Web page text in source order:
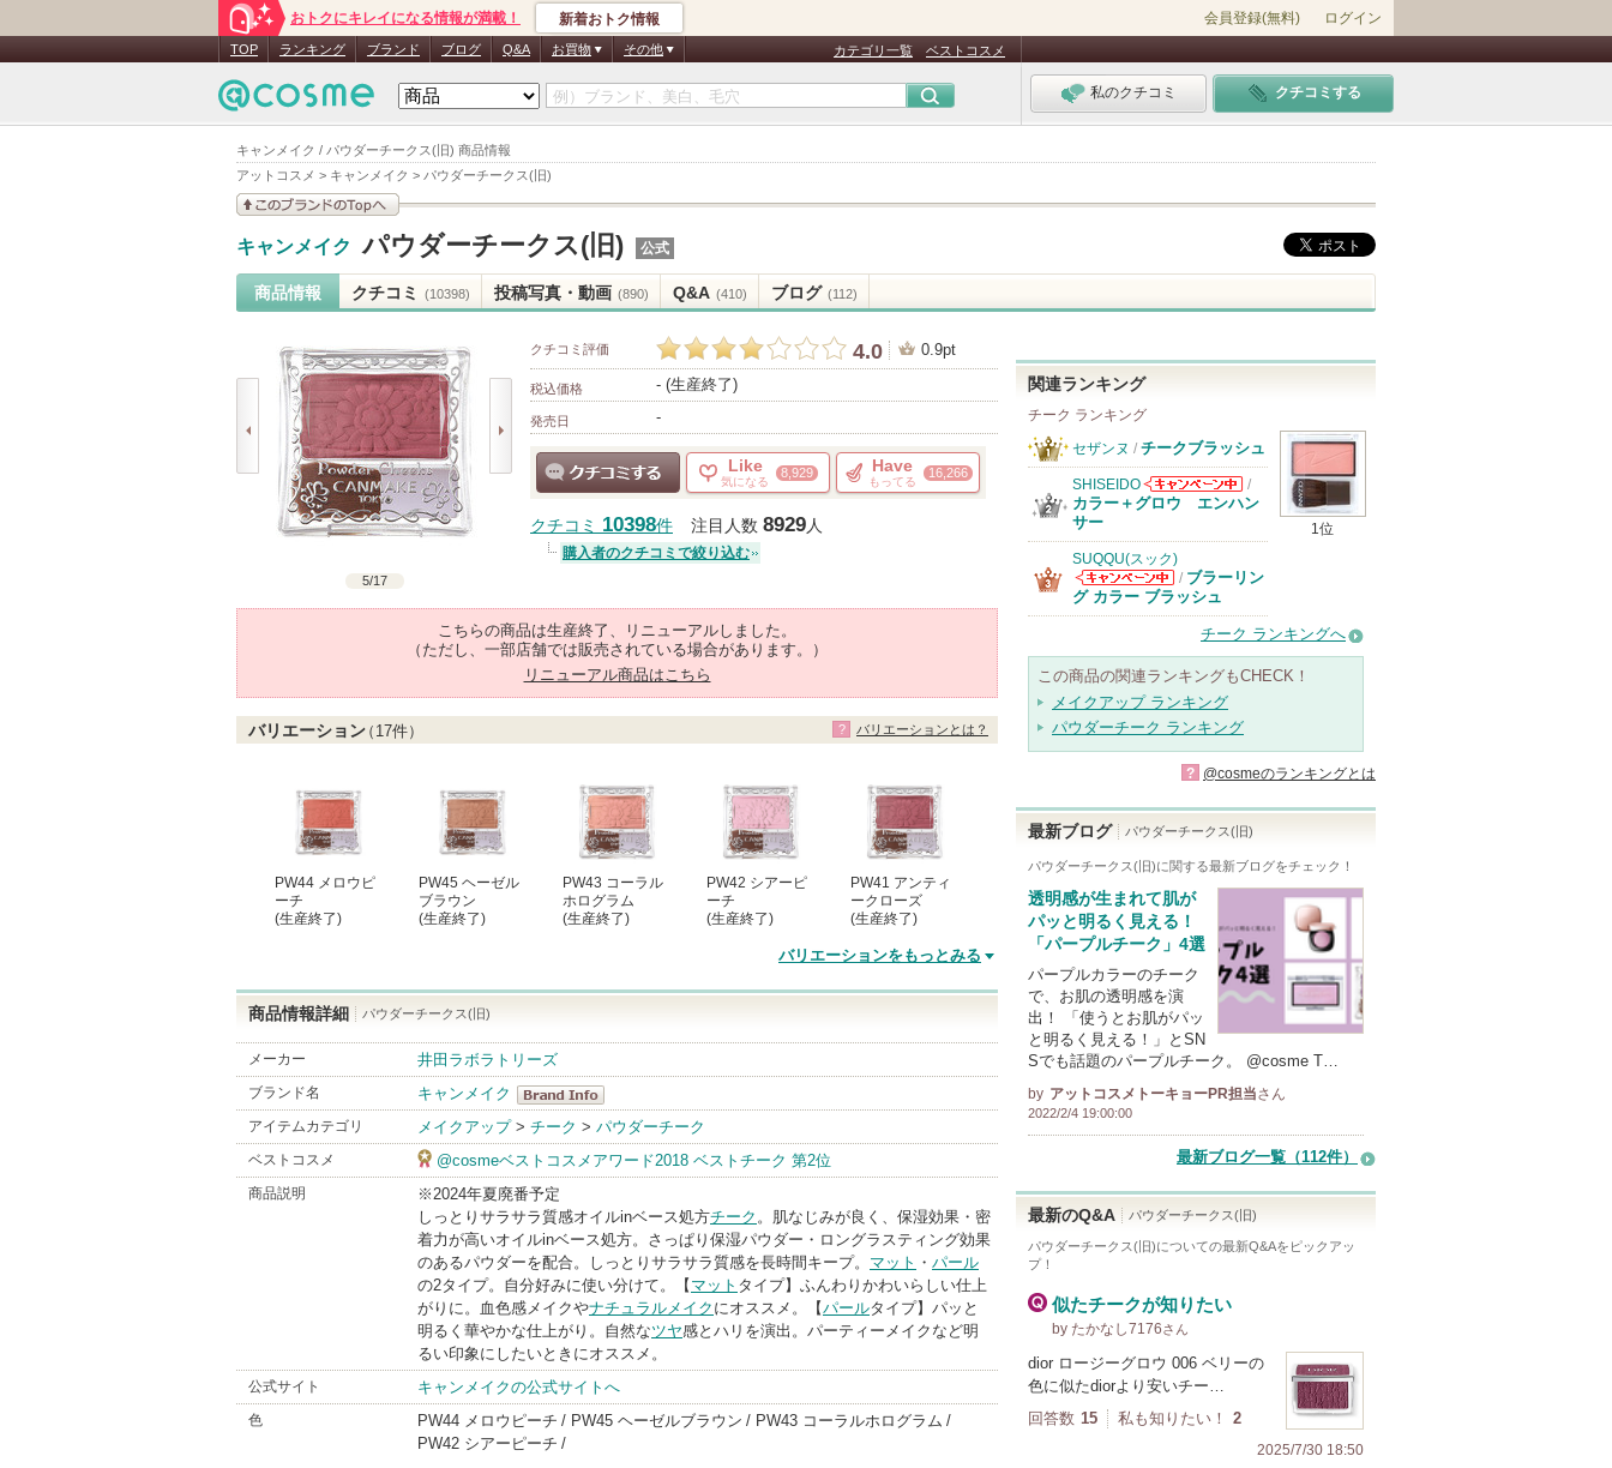
キャンメイク / パウダーチークス(旧) 商品情報
アットコスメ > キャンメイク > パウダーチークス(旧)
おトクにキレイになる情報が満載！ 新着おトク情報 会員登録(無料) ログイン
TOP ランキング ブランド ブログ Q&A お買物 その他 カテゴリ一覧 ベストコスメ
私のクチコミ クチコミする
このブランドの情報を
キャンメイク パウダーチークス(旧) 公式
商品情報 クチコミ (10398) 投稿写真・動画 (890) Q&A (410) ブログ (112)
5/17
クチコミ評価 4.0 0.9pt
税込価格 - (生産終了)
発売日 -
Like
気になる
8,929 Have
もってる
16,266
クチコミ 10398件 注目人数 8929人
購入者のクチコミで絞り込む
こちらの商品は生産終了、リニューアルしました。
（ただし、一部店舗では販売されている場合があります。）
リニューアル商品はこちら
バリエーション（ 17件）
PW44 メロウピ
ーチ
(生産終了)
PW45 ヘーゼル
ブラウン
(生産終了)
PW43 コーラル
ホログラム
(生産終了)
PW42 シアーピ
ーチ
(生産終了)
PW41 アンティ
ークローズ
(生産終了)
バリエーションをもっとみる
バリエーションとは？
商品情報詳細 パウダーチークス(旧)
メーカー 井田ラボラトリーズ
ブランド名
キャンメイク
キャンメイク
BrandInfo
アイテムカテゴリ メイクアップ> チーク > パウダーチーク
ベストコスメ @cosmeベストコスメアワード2018 ベストチーク 第2位
商品説明
※2024年夏廃番予定
しっとりサラサラ質感オイルinベース処方チーク 。肌なじみが良く、保湿効果・密
着力が高いオイルinベース処方。さっぱり保湿パウダー・ロングラスティング効果
のあるパウダーを配合。しっとりサラサラ質感を長時間キープ。 マット ・ パール
の2タイプ。自分好みに使い分けて。【 マット タイプ】ふんわりかわいらしい仕上
がりに。血色感メイクやナチュラルメイク にオススメ。【パールタイプ】パッと
明るく華やかな仕上がり。自然なツヤ感とハリを演出。パーティーメイクなど明
るい印象にしたいときにオススメ。
公式サイト キャンメイクの公式サイトへ
色 PW44 メロウピーチ PW45 ヘーゼルブラウン
PW43 コーラルホログラム
PW42 シアーピーチ
関連ランキング
チーク ランキング
1位
セザンヌ / チークブラッシュ
SHISEIDO
SHISEIDOから
/
カラー＋グロウ エンハン
サー
SUQQU(スック)
SUQQU(スッ
ク)からのお知
/ ブラーリン
グ カラー ブラッシュ
チーク ランキングへ
この商品の関連ランキングもCHECK！
メイクアップ ランキング
パウダーチーク ランキング
? @cosmeのランキングとは
最新ブログ パウダーチークス(旧)
パウダーチークス(旧)に関する最新ブログをチェック！
透明感が生まれて肌が
パッと明るく見える！
「パープルチーク」4選
パープルカラーのチーク
で、お肌の透明感を演
出！ 「使うとお肌がパッ
と明るく見える！」とSN
Sでも話題のパープルチーク。 @cosme T…
by アットコスメトーキョーPR担当さん
2022/2/4 19:00:00
最新ブログ一覧（112件）
最新のQ&A パウダーチークス(旧)
パウダーチークス(旧)についての最新Q&Aをピックアッ
プ！
似たチークが知りたい
by たかなし7176さん
dior ロージーグロウ 006 ベリーの
色に似たdiorより安いチー…
回答数 15 私も知りたい！ 2
2025/7/30 18:50